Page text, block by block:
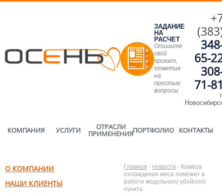
ЗАДАНИЕ
НА
РАСЧЕТ
Опишите
свой
проект,
ответив
на
простые
вопросы
65-
71-
КОМПАНИЯ УСЛУГИ ОТРАСЛИ
ПРИМЕНЕНИЯПОРТФОЛИО КОНТАКТЫ
О КОМПАНИИ
НАШИ КЛИЕНТЫ
Главная - Новости - Камера
охлаждения мяса поможет в
работе модульного убойного
пункта